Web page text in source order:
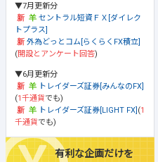
▼7月更新分
セントラル短資ＦＸ[ダイレク
トプラス]
外為どっとコム[らくらくFX積立]
(開設とアンケート回答)
▼6月更新分
トレイダーズ証券[みんなのFX]
(1千通貨でも)
トレイダーズ証券[LIGHT FX] (1
千通貨でも)
有利な企画だけを